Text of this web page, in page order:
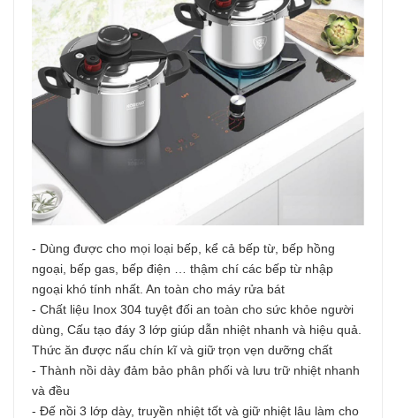
- Dùng được cho mọi loại bếp, kể cả bếp từ, bếp hồng
ngoại, bếp gas, bếp điện … thậm chí các bếp từ nhập
ngoại khó tính nhất. An toàn cho máy rửa bát
- Chất liệu Inox 304 tuyệt đối an toàn cho sức khỏe người
dùng, Cấu tạo đáy 3 lớp giúp dẫn nhiệt nhanh và hiệu quả.
Thức ăn được nấu chín kĩ và giữ trọn vẹn dưỡng chất
- Thành nồi dày đảm bảo phân phối và lưu trữ nhiệt nhanh
và đều
- Đế nồi 3 lớp dày, truyền nhiệt tốt và giữ nhiệt lâu làm cho